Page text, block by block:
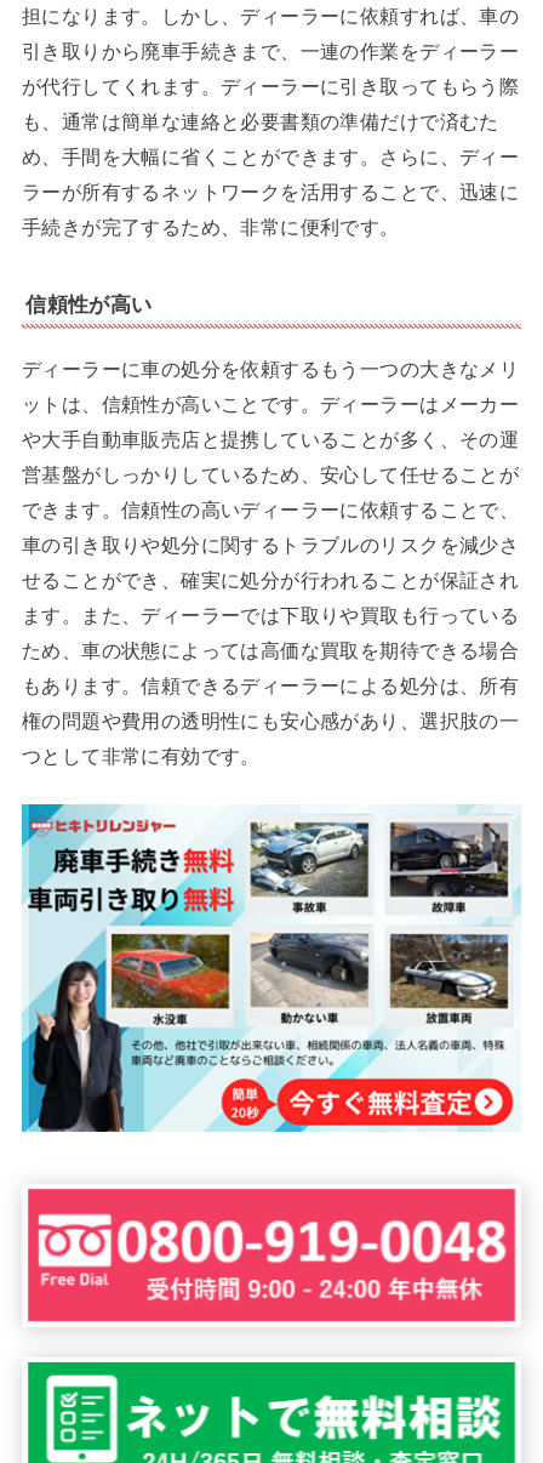
担になります。しかし、ディーラーに依頼すれば、車の
引き取りから廃車手続きまで、一連の作業をディーラー
が代行してくれます。ディーラーに引き取ってもらう際
も、通常は簡単な連絡と必要書類の準備だけで済むた
め、手間を大幅に省くことができます。さらに、ディー
ラーが所有するネットワークを活用することで、迅速に
手続きが完了するため、非常に便利です。
信頼性が高い
ディーラーに車の処分を依頼するもう一つの大きなメリ
ットは、信頼性が高いことです。ディーラーはメーカー
や大手自動車販売店と提携していることが多く、その運
営基盤がしっかりしているため、安心して任せることが
できます。信頼性の高いディーラーに依頼することで、
車の引き取りや処分に関するトラブルのリスクを減少さ
せることができ、確実に処分が行われることが保証され
ます。また、ディーラーでは下取りや買取も行っている
ため、車の状態によっては高価な買取を期待できる場合
もあります。信頼できるディーラーによる処分は、所有
権の問題や費用の透明性にも安心感があり、選択肢の一
つとして非常に有効です。